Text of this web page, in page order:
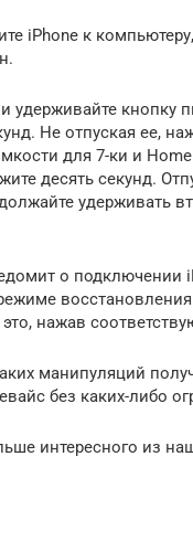
iPhone к
удерживайте кнопку
Не отпуская ее,
для 7-ки и Home
десять секунд.
удерживать
о подключении
нажав
манипуляций
без каких-либо
интересного из